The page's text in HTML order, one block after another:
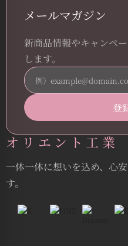
メールマガジン
新商品情報やキャンペ
します。
オリエント工業
一体一体に想いを込め、心
す。